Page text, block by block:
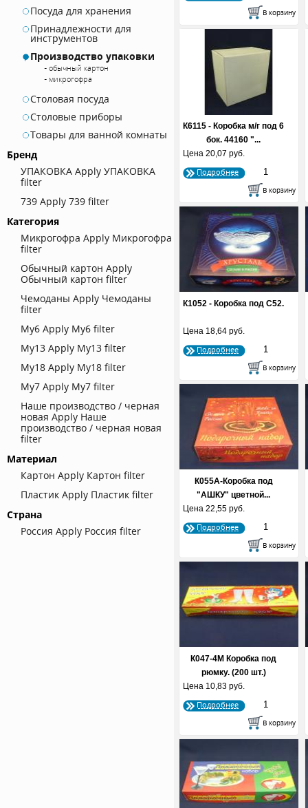
Посуда для хранения
Принадлежности для
инструментов
Производство упаковки
обычный картон
микрогофра
Столовая посуда
Столовые приборы
Товары для ванной комнаты
Бренд
УПАКОВКА Apply УПАКОВКА
filter
739 Apply 739 filter
Категория
Микрогофра Apply Микрогофра
filter
Обычный картон Apply
Обычный картон filter
Чемоданы Apply Чемоданы
filter
Му6 Apply Му6 filter
Му13 Apply Му13 filter
Му18 Apply Му18 filter
Му7 Apply Му7 filter
Наше производство / черная
новая Apply Наше
производство / черная новая
filter
Материал
Картон Apply Картон filter
Пластик Apply Пластик filter
Страна
Россия Apply Россия filter
К6115 - Коробка м/г под 6
бок. 44160 "...
Цена 20,07 руб.
Подробнее
К1052 - Коробка под С52.
Цена 18,64 руб.
Подробнее
К055А-Коробка под
"АШКУ" цветной...
Цена 22,55 руб.
Подробнее
К047-4М Коробка под
рюмку. (200 шт.)
Цена 10,83 руб.
Подробнее